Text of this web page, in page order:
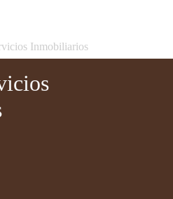
Inmobiliarios